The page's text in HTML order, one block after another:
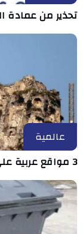
تحذير من عمادة
عالمية
3 مواقع عربية على قائمة التراث العالمي المهدد بالخطر